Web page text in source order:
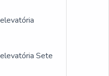
Sete